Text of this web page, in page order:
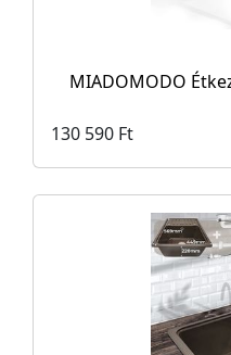
MIADOMODO
130 590 Ft